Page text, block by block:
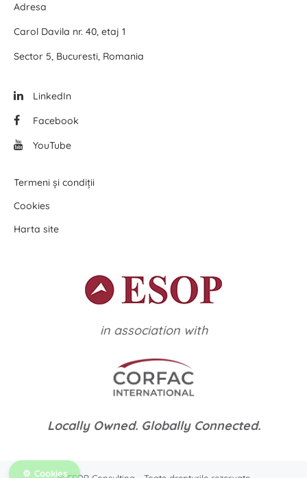
Adresa
Carol Davila nr. 40, etaj 1
Sector 5, Bucuresti, Romania
LinkedIn
Facebook
YouTube
Termeni și condiții
Cookies
Harta site
in association with
Locally Owned. Globally Connected.
Cookies